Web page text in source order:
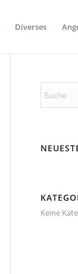
Diverses
Keine